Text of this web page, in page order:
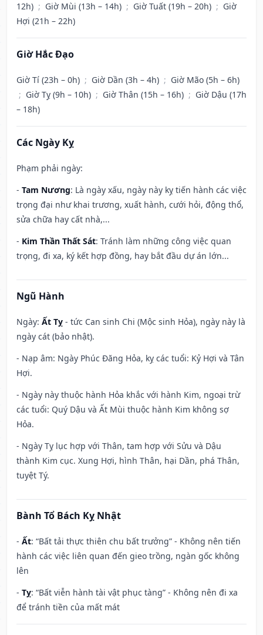
12h) ; Giờ Mùi (13h – 14h) ; Giờ Tuất (19h – 20h) ; Giờ
Hợi (21h – 22h)
Giờ Hắc Đạo
Giờ Tí (23h – 0h) ; Giờ Dần (3h – 4h) ; Giờ Mão (5h – 6h)
; Giờ Tỵ (9h – 10h) ; Giờ Thân (15h – 16h) ; Giờ Dậu (17h
– 18h)
Các Ngày Kỵ
Phạm phải ngày:
- Tam Nương: Là ngày xấu, ngày này kỵ tiến hành các việc
trọng đại như khai trương, xuất hành, cưới hỏi, động thổ,
sửa chữa hay cất nhà,...
- Kim Thần Thất Sát: Tránh làm những công việc quan
trọng, đi xa, ký kết hợp đồng, hay bắt đầu dự án lớn...
Ngũ Hành
Ngày: Ất Tỵ - tức Can sinh Chi (Mộc sinh Hỏa), ngày này là
ngày cát (bảo nhật).
- Nạp âm: Ngày Phúc Đăng Hỏa, kỵ các tuổi: Kỷ Hợi và Tân
Hợi.
- Ngày này thuộc hành Hỏa khắc với hành Kim, ngoại trừ
các tuổi: Quý Dậu và Ất Mùi thuộc hành Kim không sợ
Hỏa.
- Ngày Tỵ lục hợp với Thân, tam hợp với Sửu và Dậu
thành Kim cục. Xung Hợi, hình Thân, hại Dần, phá Thân,
tuyệt Tý.
Bành Tổ Bách Kỵ Nhật
- Ất: “Bất tải thực thiên chu bất trưởng” - Không nên tiến
hành các việc liên quan đến gieo trồng, ngàn gốc không
lên
- Tỵ: “Bất viễn hành tài vật phục tàng” - Không nên đi xa
để tránh tiền của mất mát